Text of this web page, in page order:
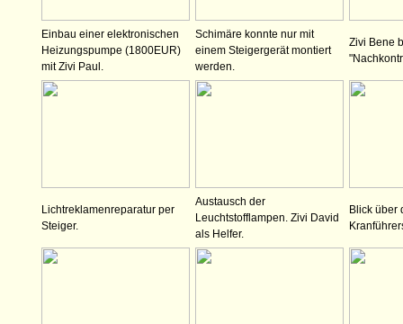
Einbau einer elektronischen
Heizungspumpe (1800EUR)
mit Zivi Paul.
Schimäre konnte nur mit
einem Steigergerät montiert
werden.
Zivi Bene
Lichtreklamenreparatur per
Steiger.
Austausch der
Leuchtstofflampen. Zivi David
als Helfer.
Blick über